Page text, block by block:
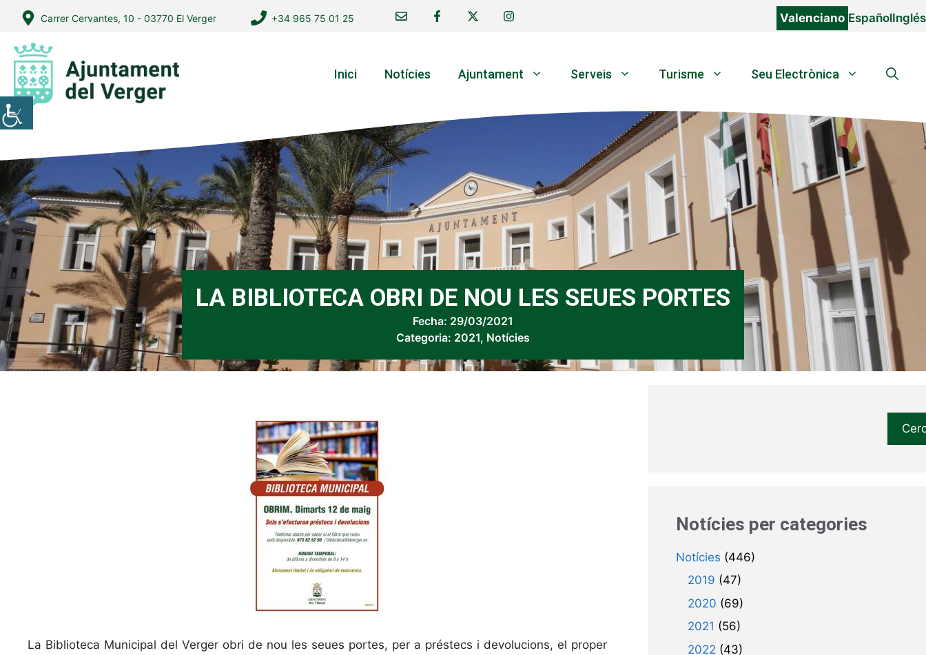
contingut
Carrer Cervantes, 10 - 03770 El Verger +34 965 75 01 25 Valenciano EspañolInglés
Inici Notícies Ajuntament Serveis Turisme Seu Electrònica
LA BIBLIOTECA OBRI DE NOU LES SEUES PORTES
Fecha: 29/03/2021
Categoria: 2021, Notícies
La Biblioteca Municipal del Verger obri de nou les seues portes, per a préstecs i devolucions, el proper
Notícies per categories
Notícies (446)
2019 (47)
2020 (69)
2021 (56)
2022 (43)